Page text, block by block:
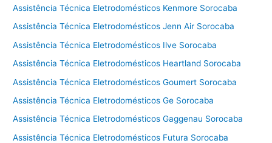
Assistência Técnica Eletrodomésticos Kenmore Sorocaba
Assistência Técnica Eletrodomésticos Jenn Air Sorocaba
Assistência Técnica Eletrodomésticos Ilve Sorocaba
Assistência Técnica Eletrodomésticos Heartland Sorocaba
Assistência Técnica Eletrodomésticos Goumert Sorocaba
Assistência Técnica Eletrodomésticos Ge Sorocaba
Assistência Técnica Eletrodomésticos Gaggenau Sorocaba
Assistência Técnica Eletrodomésticos Futura Sorocaba